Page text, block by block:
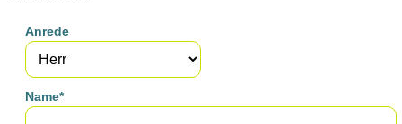
Anrede
Name*